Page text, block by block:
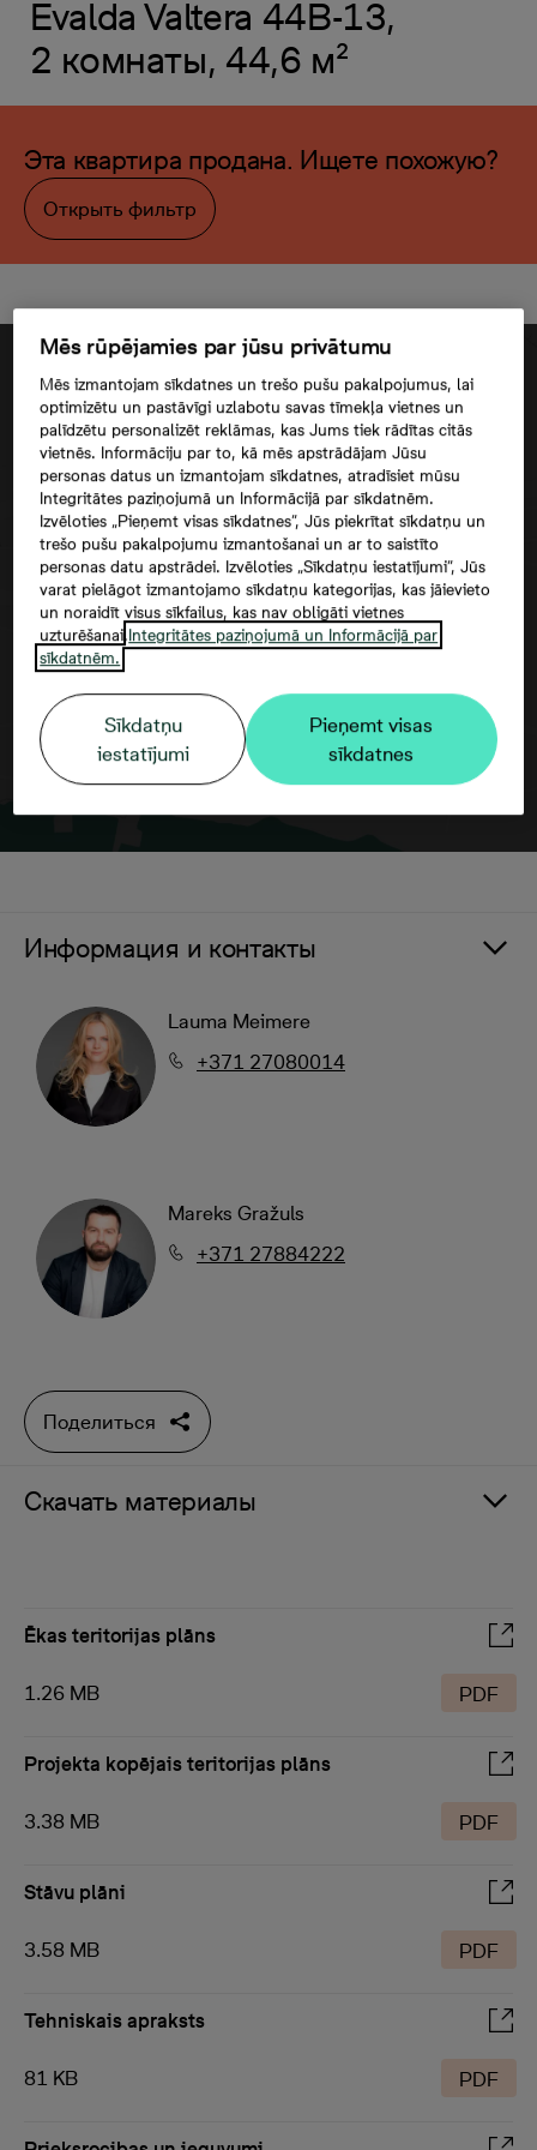
Evalda Valtera 44B-13,
2 комнаты, 44,6 м²
Эта квартира продана. Ищете похожую?
Открыть фильтр
Согласие третьего лица
Информация и контакты
Lauma Meimere
+371 27080014
Mareks Gražuls
+371 27884222
Поделиться
Скачать материалы
Ēkas teritorijas plāns
1.26 MB PDF
Projekta kopējais teritorijas plāns
3.38 MB PDF
Stāvu plāni
3.58 MB PDF
Tehniskais apraksts
81 KB PDF
Mēs rūpējamies par jūsu privātumu
Mēs izmantojam sīkdatnes un trešo pušu pakalpojumus, lai
optimizētu un pastāvīgi uzlabotu savas tīmekļa vietnes un
palīdzētu personalizēt reklāmas, kas Jums tiek rādītas citās
vietnēs. Informāciju par to, kā mēs apstrādājam Jūsu
personas datus un izmantojam sīkdatnes, atradīsiet mūsu
Integritātes paziņojumā un Informācijā par sīkdatnēm.
Izvēloties „Pieņemt visas sīkdatnes”, Jūs piekrītat sīkdatņu un
trešo pušu pakalpojumu izmantošanai un ar to saistīto
personas datu apstrādei. Izvēloties „Sīkdatņu iestatījumi”, Jūs
varat pielāgot izmantojamo sīkdatņu kategorijas, kas jāievieto
un noraidīt visus sīkfailus, kas nav obligāti vietnes
uzturēšanai.Integritātes paziņojumā un Informācijā par
sīkdatnēm.
Sīkdatņu
iestatījumi
Pieņemt visas
sīkdatnes